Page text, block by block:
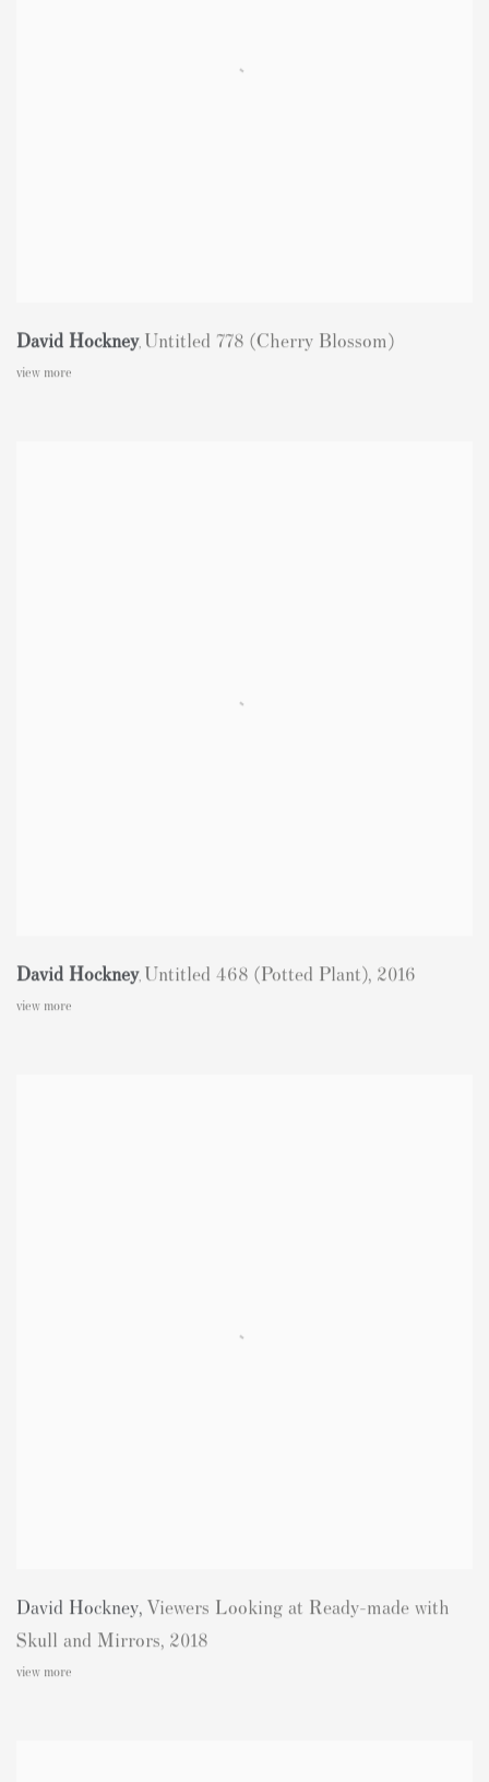
David Hockney, Untitled 778 (Cherry Blossom)
view more
David Hockney, Untitled 468 (Potted Plant), 2016
view more
David Hockney, Viewers Looking at Ready-made with
Skull and Mirrors, 2018
view more